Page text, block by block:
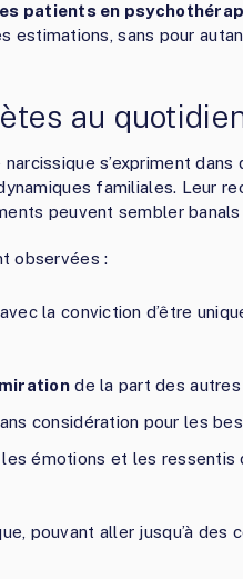
patients en
estimations, sans pour
au
s’expriment
familiales. Leur
peuvent sembler banals
observées :
la conviction d’être
de la part des autres
considération pour les
émotions et les ressentis
pouvant aller jusqu’à des